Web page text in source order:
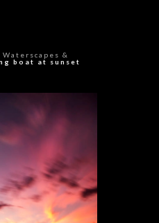
Waterscapes &
boat at sunset